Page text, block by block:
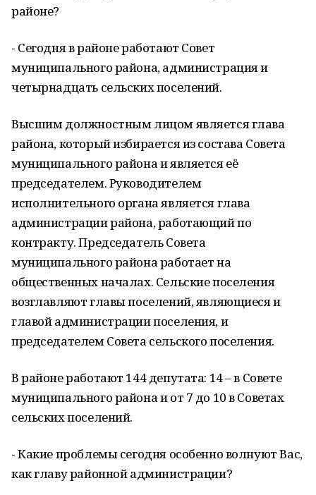
районе?
- Сегодня в районе работают Совет
муниципального района, администрация и
четырнадцать сельских поселений.
Высшим должностным лицом является глава
района, который избирается из состава Совета
муниципального района и является её
председателем. Руководителем
исполнительного органа является глава
администрации района, работающий по
контракту. Председатель Совета
муниципального района работает на
общественных началах. Сельские поселения
возглавляют главы поселений, являющиеся и
главой администрации поселения, и
председателем Совета сельского поселения.
В районе работают 144 депутата: 14 – в Совете
муниципального района и от 7 до 10 в Советах
сельских поселений.
- Какие проблемы сегодня особенно волнуют Вас,
как главу районной администрации?